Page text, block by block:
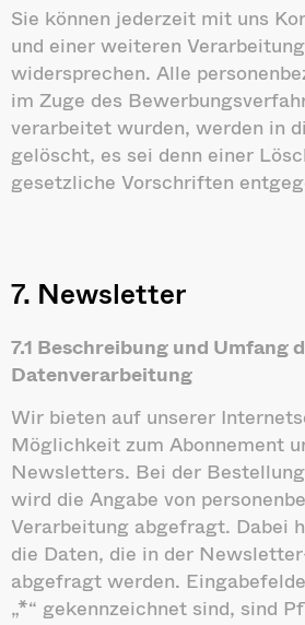
Sie können jederzeit mit uns
und einer weiteren
widersprechen. Alle
im Zuge des
verarbeitet wurden, werden in
gelöscht, es sei denn einer
gesetzliche Vorschriften
7. Newsletter
7.1 Beschreibung und Umfang
Datenverarbeitung
Wir bieten auf unserer
Möglichkeit zum Abonnement
Newsletters. Bei der
wird die Angabe von
Verarbeitung abgefragt. Dabei
die Daten, die in der
abgefragt werden.
„*“ gekennzeichnet sind, sind